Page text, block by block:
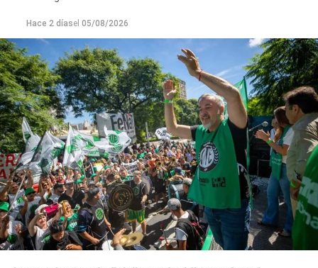
todas las y los trabajadores despedidos; restitución de los
fondos adeudados a las provincias y FGS de la ANSES; y
rechazo a la armonización de las Cajas Previsionales
Provinciales».
Hace 2 díasel 05/08/2026